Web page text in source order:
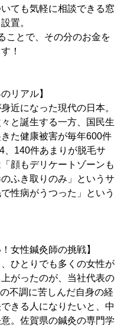
ても気軽に相談できる窓
置。
ことで、その分のお金を
！
リアル】
近になった現代の日本。
と誕生する一方、国民生
た健康被害が毎年600件
、140件あまりが脱毛サ
顔もデリケートゾーンも
ふき取りのみ」というサ
性病がうつった」という
女性鍼灸師の挑戦】
ひとりでも多くの女性が
がったのが、当社代表の
不調に苦しんだ自身の経
きる人になりたいと、中
。佐賀県の鍼灸の専門学